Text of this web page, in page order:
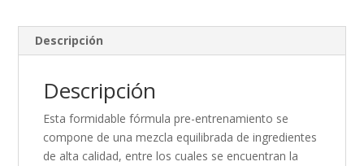
Descripción
Descripción
Esta formidable fórmula pre-entrenamiento se
compone de una mezcla equilibrada de ingredientes
de alta calidad, entre los cuales se encuentran la